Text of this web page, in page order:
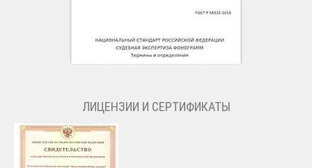
ЛИЦЕНЗИИ И СЕРТИФИКАТЫ